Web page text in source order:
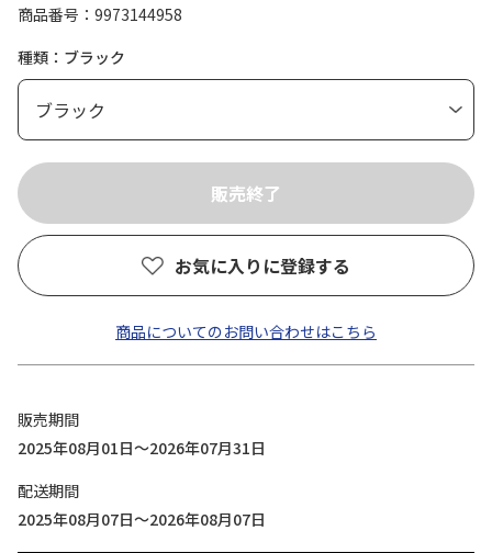
商品番号
9973144958
種類：ブラック
お気に入りに登録する
商品についてのお問い合わせはこちら
販売期間
2025年08月01日～2026年07月31日
配送期間
2025年08月07日～2026年08月07日